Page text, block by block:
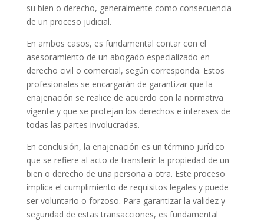
su bien o derecho, generalmente como consecuencia
de un proceso judicial.
En ambos casos, es fundamental contar con el
asesoramiento de un abogado especializado en
derecho civil o comercial, según corresponda. Estos
profesionales se encargarán de garantizar que la
enajenación se realice de acuerdo con la normativa
vigente y que se protejan los derechos e intereses de
todas las partes involucradas.
En conclusión, la enajenación es un término jurídico
que se refiere al acto de transferir la propiedad de un
bien o derecho de una persona a otra. Este proceso
implica el cumplimiento de requisitos legales y puede
ser voluntario o forzoso. Para garantizar la validez y
seguridad de estas transacciones, es fundamental